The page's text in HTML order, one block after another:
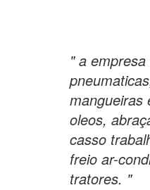
" a
mangueiras
oleos,
casso
freio ar-
tratores. "